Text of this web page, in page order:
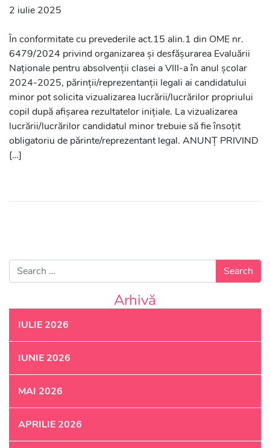
2 iulie 2025
În conformitate cu prevederile act.15 alin.1 din OME nr.
6479/2024 privind organizarea și desfășurarea Evaluării
Naționale pentru absolvenții clasei a VIII-a în anul școlar
2024-2025, părinții/reprezentanții legali ai candidatului
minor pot solicita vizualizarea lucrării/lucrărilor propriului
copil după afișarea rezultatelor inițiale. La vizualizarea
lucrării/lucrărilor candidatul minor trebuie să fie însoțit
obligatoriu de părinte/reprezentant legal. ANUNȚ PRIVIND
[…]
Search for:
Arhivă
IULIE 2026
IUNIE 2026
MAI 2026
APRILIE 2026